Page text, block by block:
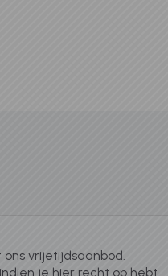
vrijetijdsaanbod.
je hier recht op hebt.